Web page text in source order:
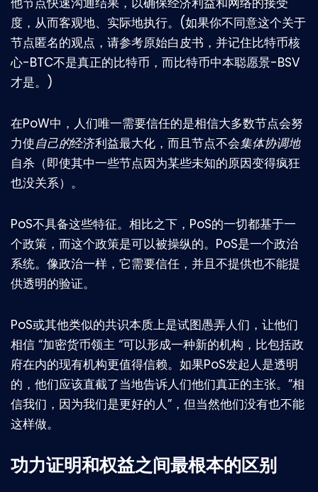
度，从而客观地、实际地执行。(如果你不同意这个关于
节点匿名的观点，请参考原始白皮书，并记住比特币核
心-BTC不是真正的比特币，而比特币中本聪愿景-BSV
才是。)
在PoW中，人们唯一需要信任的是相信大多数节点会努
力使自己的经济利益最大化，而且节点不会集体协调地
自杀（即使其中一些节点因为某些未知的原因变得疯狂
也没关系）。
PoS不具备这些特征。相比之下，PoS的一切都基于一
个政策，而这个政策是可以被操纵的。PoS是一个政治
系统。像政治一样，它需要信任，并且不提供也不能提
供透明的验证。
PoS或其他类似的共识本质上是试图愚弄人们，让他们
相信 “加密货币领主 “可以形成一种新的机构，比包括政
府在内的现有机构更值得信赖。如果PoS发起人是透明
的，他们应该直截了当地告诉人们他们真正的主张。”相
信我们，因为我们是更好的人”，但当然他们没有也不能
这样做。
功力证明和权益之间最根本的区别